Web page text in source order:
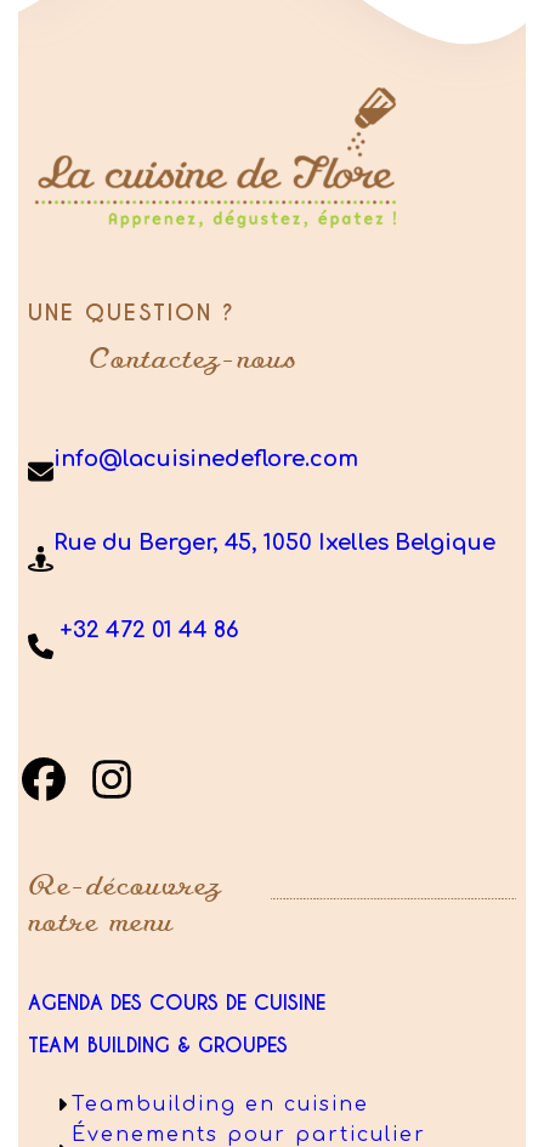
UNE QUESTION ?
Contactez-nous
info@lacuisinedeflore.com
Rue du Berger, 45, 1050 Ixelles Belgique
+32 472 01 44 86
Re-découvrez
notre menu
AGENDA DES COURS DE CUISINE
TEAM BUILDING & GROUPES
Teambuilding en cuisine
Évenements pour particulier